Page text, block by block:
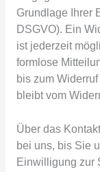
Grundlage Ihrer
DSGVO). Ein
ist jederzeit
formlose
bis zum
bleibt vom
Über das
bei uns, bis Sie
Einwilligung zur